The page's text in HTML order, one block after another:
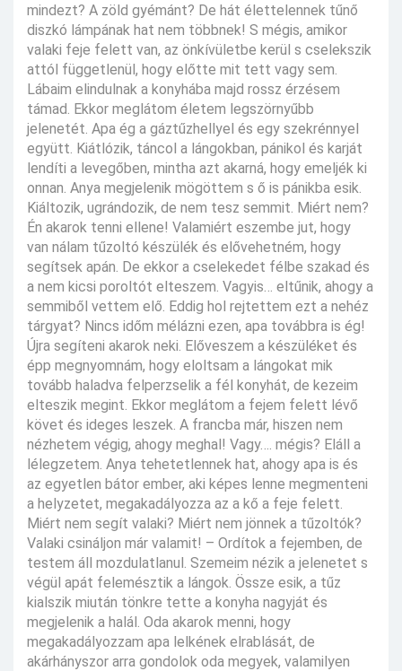
mindezt? A zöld gyémánt? De hát élettelennek tűnő
diszkó lámpának hat nem többnek! S mégis, amikor
valaki feje felett van, az önkívületbe kerül s cselekszik
attól függetlenül, hogy előtte mit tett vagy sem.
Lábaim elindulnak a konyhába majd rossz érzésem
támad. Ekkor meglátom életem legszörnyűbb
jelenetét. Apa ég a gáztűzhellyel és egy szekrénnyel
együtt. Kiátlózik, táncol a lángokban, pánikol és karját
lendíti a levegőben, mintha azt akarná, hogy emeljék ki
onnan. Anya megjelenik mögöttem s ő is pánikba esik.
Kiáltozik, ugrándozik, de nem tesz semmit. Miért nem?
Én akarok tenni ellene! Valamiért eszembe jut, hogy
van nálam tűzoltó készülék és elővehetném, hogy
segítsek apán. De ekkor a cselekedet félbe szakad és
a nem kicsi poroltót elteszem. Vagyis… eltűnik, ahogy a
semmiből vettem elő. Eddig hol rejtettem ezt a nehéz
tárgyat? Nincs időm mélázni ezen, apa továbbra is ég!
Újra segíteni akarok neki. Előveszem a készüléket és
épp megnyomnám, hogy eloltsam a lángokat mik
tovább haladva felperzselik a fél konyhát, de kezeim
elteszik megint. Ekkor meglátom a fejem felett lévő
követ és ideges leszek. A francba már, hiszen nem
nézhetem végig, ahogy meghal! Vagy…. mégis? Eláll a
lélegzetem. Anya tehetetlennek hat, ahogy apa is és
az egyetlen bátor ember, aki képes lenne megmenteni
a helyzetet, megakadályozza az a kő a feje felett.
Miért nem segít valaki? Miért nem jönnek a tűzoltók?
Valaki csináljon már valamit! – Ordítok a fejemben, de
testem áll mozdulatlanul. Szemeim nézik a jelenetet s
végül apát felemésztik a lángok. Össze esik, a tűz
kialszik miután tönkre tette a konyha nagyját és
megjelenik a halál. Oda akarok menni, hogy
megakadályozzam apa lelkének elrablását, de
akárhányszor arra gondolok oda megyek, valamilyen